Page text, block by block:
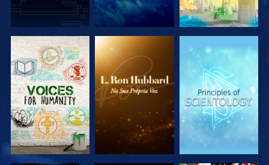
EXPLORAR A
SÉRIE
EXPLORAR A
SÉRIE
EXPLORAR A
SÉRIE